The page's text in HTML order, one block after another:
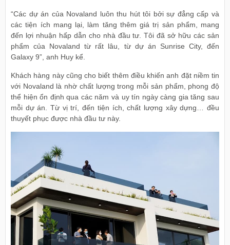
“Các dự án của Novaland luôn thu hút tôi bởi sự đẳng cấp và
các tiện ích mang lại, làm tăng thêm giá trị sản phẩm, mang
đến lợi nhuận hấp dẫn cho nhà đầu tư. Tôi đã sở hữu các sản
phẩm của Novaland từ rất lâu, từ dự án Sunrise City, đến
Galaxy 9”, anh Huy kể.
Khách hàng này cũng cho biết thêm điều khiến anh đặt niềm tin
với Novaland là nhờ chất lượng trong mỗi sản phẩm, phong độ
thể hiện ổn định qua các năm và uy tín ngày càng gia tăng sau
mỗi dự án. Từ vị trí, đến tiện ích, chất lượng xây dựng… đều
thuyết phục được nhà đầu tư này.